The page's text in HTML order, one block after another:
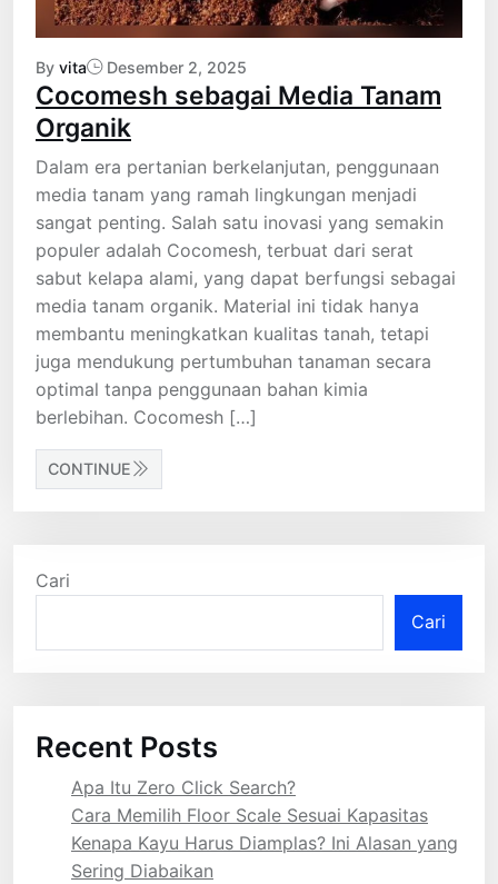
By vita Desember 2, 2025
Cocomesh sebagai Media Tanam
Organik
Dalam era pertanian berkelanjutan, penggunaan
media tanam yang ramah lingkungan menjadi
sangat penting. Salah satu inovasi yang semakin
populer adalah Cocomesh, terbuat dari serat
sabut kelapa alami, yang dapat berfungsi sebagai
media tanam organik. Material ini tidak hanya
membantu meningkatkan kualitas tanah, tetapi
juga mendukung pertumbuhan tanaman secara
optimal tanpa penggunaan bahan kimia
berlebihan. Cocomesh […]
CONTINUE
Cari
Cari
Recent Posts
Apa Itu Zero Click Search?
Cara Memilih Floor Scale Sesuai Kapasitas
Kenapa Kayu Harus Diamplas? Ini Alasan yang
Sering Diabaikan